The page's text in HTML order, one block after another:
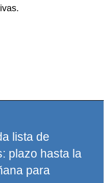
lista de
plazo hasta la
para